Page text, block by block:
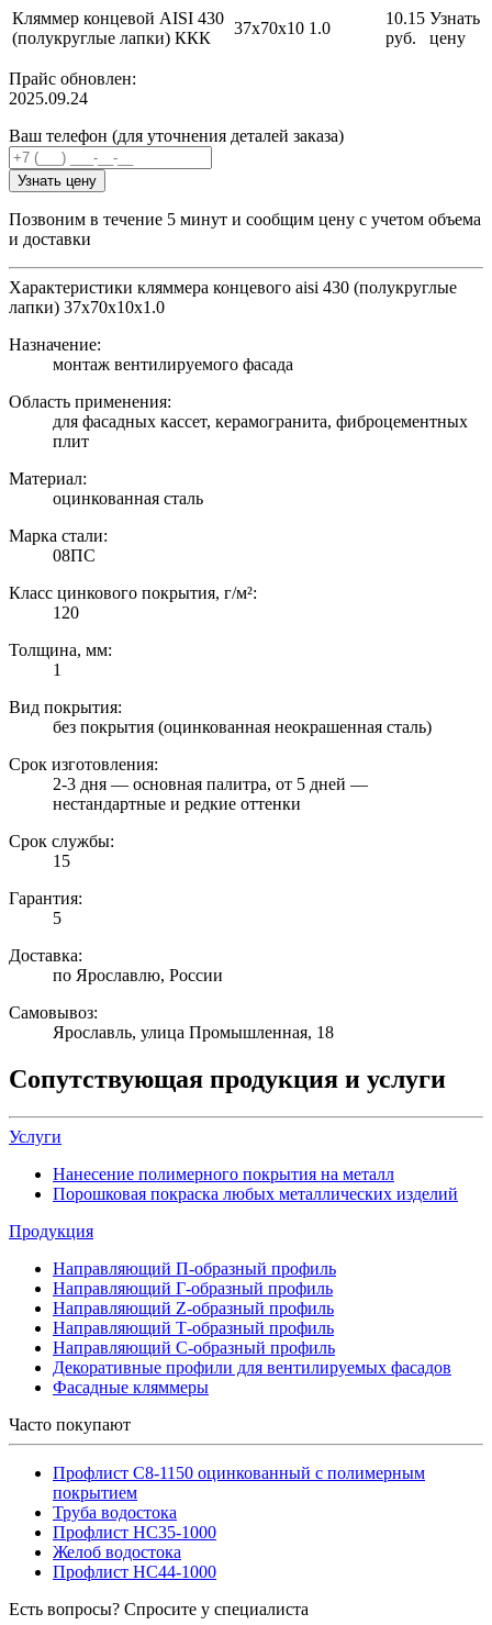
Кляммер концевой AISI 430
(полукруглые лапки) ККК
37х70х10 1.0
10.15
руб.
Узнать
цену
Прайс обновлен:
2025.09.24
Ваш телефон (для уточнения деталей заказа)
Узнать цену
Позвоним в течение 5 минут и сообщим цену с учетом объема
и доставки
Характеристики кляммера концевого aisi 430 (полукруглые
лапки) 37х70х10х1.0
Назначение:
монтаж вентилируемого фасада
Область применения:
для фасадных кассет, керамогранита, фиброцементных
плит
Материал:
оцинкованная сталь
Марка стали:
08ПС
Класс цинкового покрытия, г/м²:
120
Толщина, мм:
1
Вид покрытия:
без покрытия (оцинкованная неокрашенная сталь)
Срок изготовления:
2-3 дня — основная палитра, от 5 дней —
нестандартные и редкие оттенки
Срок службы:
15
Гарантия:
5
Доставка:
по Ярославлю, России
Самовывоз:
Ярославль, улица Промышленная, 18
Сопутствующая продукция и услуги
Услуги
Нанесение полимерного покрытия на металл
Порошковая покраска любых металлических изделий
Продукция
Направляющий П-образный профиль
Направляющий Г-образный профиль
Направляющий Z-образный профиль
Направляющий Т-образный профиль
Направляющий С-образный профиль
Декоративные профили для вентилируемых фасадов
Фасадные кляммеры
Часто покупают
Профлист С8-1150 оцинкованный с полимерным
покрытием
Труба водостока
Профлист НС35-1000
Желоб водостока
Профлист НС44-1000
Есть вопросы? Спросите у специалиста